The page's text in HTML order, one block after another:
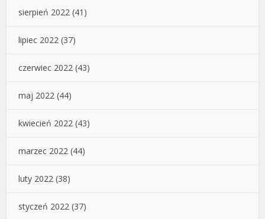
sierpień 2022 (41)
lipiec 2022 (37)
czerwiec 2022 (43)
maj 2022 (44)
kwiecień 2022 (43)
marzec 2022 (44)
luty 2022 (38)
styczeń 2022 (37)